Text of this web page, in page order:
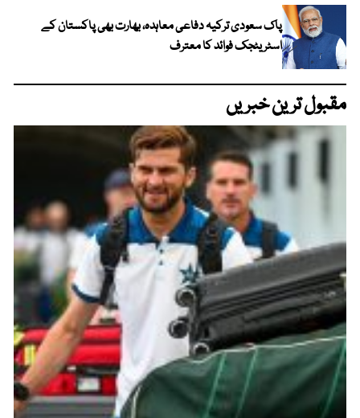
پاک سعودی ترکیہ دفاعی معاہدہ، بھارت بھی پاکستان کے
اسٹریٹجک فوائد کا معترف
مقبول ترین خبریں